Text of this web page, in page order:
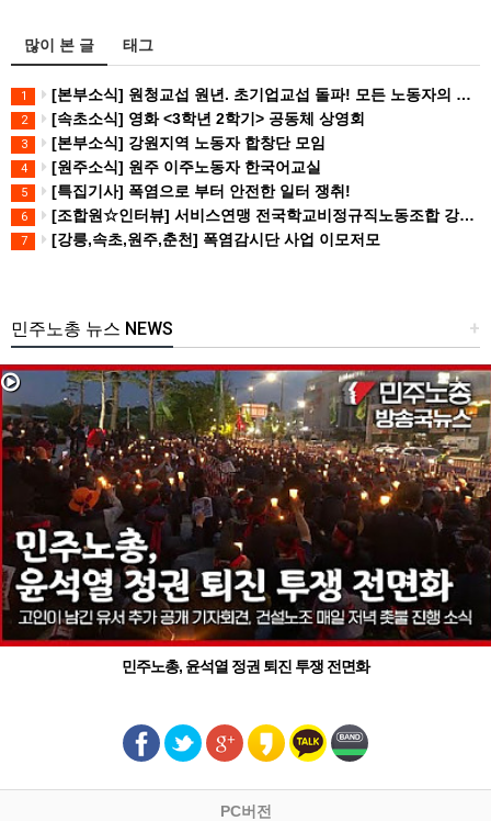
많이 본 글 태그
1 [본부소식] 원청교섭 원년. 초기업교섭 돌파! 모든 노동자의 노동기본권 쟁취! 민주노총 7.15 총파업대회
2 [속초소식] 영화 <3학년 2학기> 공동체 상영회
3 [본부소식] 강원지역 노동자 합창단 모임
4 [원주소식] 원주 이주노동자 한국어교실
5 [특집기사] 폭염으로 부터 안전한 일터 쟁취!
6 [조합원☆인터뷰] 서비스연맹 전국학교비정규직노동조합 강원지부 김유미 춘천지회장
7 [강릉,속초,원주,춘천] 폭염감시단 사업 이모저모
+
민주노총 뉴스 NEWS
민주노총, 윤석열 정권 퇴진 투쟁 전면화
PC버전